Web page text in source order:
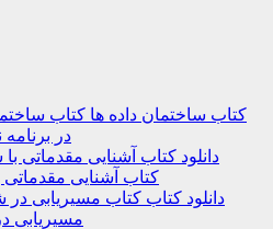
کتاب ساختمان داده ها
در
دانلود
کتاب آشنایی مقدماتی
دانلود کتاب
مسیریابی